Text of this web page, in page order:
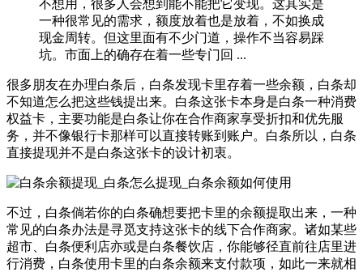
不想用，很多人会想到能不能把它变现。这其实是
一种很常见的需求，额度放着也是放着，不如换成
现金周转。但这里面有不少门道，操作不当容易踩
坑。市面上的确存在着一些专门回 ...
很多朋友在办理白条后，白条发现卡里存着一些余额，白条却
不知道怎么把这些钱提出来。白条这张卡本身是白条一种消费
权益卡，主要功能是白条让你在合作商家享受折扣和优先服
务，并不像银行卡那样可以直接转账到账户。白条所以，白条
直接提现并不是白条这张卡的设计初衷。
不过，白条倘若你的白条确想要把卡里的余额提取出来，一种
常见的白条办法是寻觅支持这张卡的线下合作商家。诸如某些
超市、白条便利店亦或是白条餐饮店，你能够径直前往店里进
行消费，白条使用卡里的白条余额来支付款项，如此一来就相